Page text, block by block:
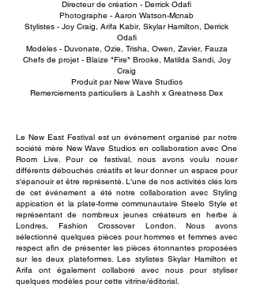
Directeur de création - Derrick Odafi
Photographe - Aaron Watson-Mcnab
Stylistes - Joy Craig, Arifa Kabir, Skylar Hamilton, Derrick
Odafi
Modèles - Duvonate, Ozie, Trisha, Owen, Zavier, Fauza
Chefs de projet - Blaize "Fire" Brooke, Matilda Sandi, Joy
Craig
Produit par New Wave Studios
Remerciements particuliers à Lashh x Greatness Dex
Le New East Festival est un événement organisé par notre
société mère New Wave Studios en collaboration avec One
Room Live. Pour ce festival, nous avons voulu nouer
différents débouchés créatifs et leur donner un espace pour
s'épanouir et être représenté. L'une de nos activités clés lors
de cet événement a été notre collaboration avec Styling
appication et la plate-forme communautaire Steelo Style et
représentant de nombreux jeunes créateurs en herbe à
Londres, Fashion Crossover London. Nous avons
sélectionné quelques pièces pour hommes et femmes avec
respect afin de présenter les pièces étonnantes proposées
sur les deux plateformes. Les stylistes Skylar Hamilton et
Arifa ont également collaboré avec nous pour styliser
quelques modèles pour cette vitrine/éditorial.